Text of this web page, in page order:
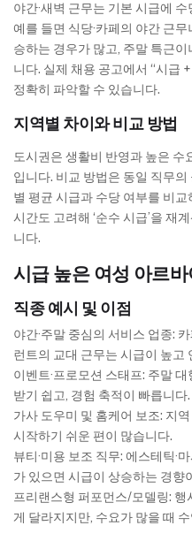
야간·새벽 근무는 기본 시급에
예를 들면 식당·카페의 야간 근
승하는 경우가 많고, 주말 특근
니다. 실제 채용 공고에서 “시급
정확히 파악할 수 있습니다.
지역별 차이와 비교 방법
도시권은 생활비 반영과 높은 수
입니다. 비교 방법은 동일 직무
별 평균 시급과 수당 여부를 비
시간도 고려해 ‘순수 시급’을 재
니다.
시급 높은 여성 아르
직종 예시 및 이점
야간·주말 중심의 서비스 업종:
런트의 교대 근무는 시급이 높고
이벤트·프로모션 스태프: 주말
받기 쉽고, 경험 축적이 빠릅니다.
가사 도우미 및 홈케어 보조: 지
시작하기 쉬운 편이 많습니다.
뷰티·미용 보조 직무: 에스테틱·
가 있으면 시급이 상승하는 경향
프리랜스형 퍼포먼스/모델링: 행
게 달라지지만, 수요가 많을 때